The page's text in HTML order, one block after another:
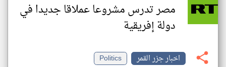
مصر تدرس مشروعا عملاقا جديدا في
دولة إفريقية
اخبار جزر القمر
Politics